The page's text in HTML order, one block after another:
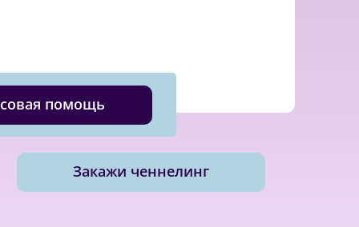
помощь
Закажи ченнелинг